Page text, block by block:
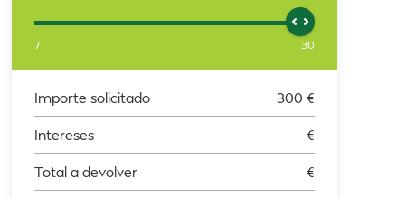
7 30
Importe solicitado 300 €
Intereses €
Total a devolver €